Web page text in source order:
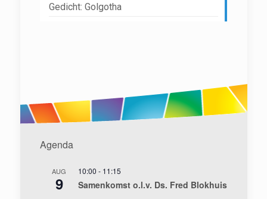
Gedicht: Golgotha
Agenda
AUG
9
10:00 - 11:15
Samenkomst o.l.v. Ds. Fred Blokhuis